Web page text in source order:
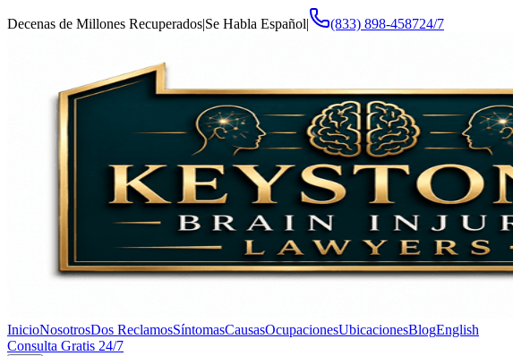
Decenas de Millones Recuperados|Se Habla Español| (833) 898-458724/7
InicioNosotrosDos ReclamosSíntomasCausasOcupacionesUbicacionesBlogEnglish
Consulta Gratis 24/7